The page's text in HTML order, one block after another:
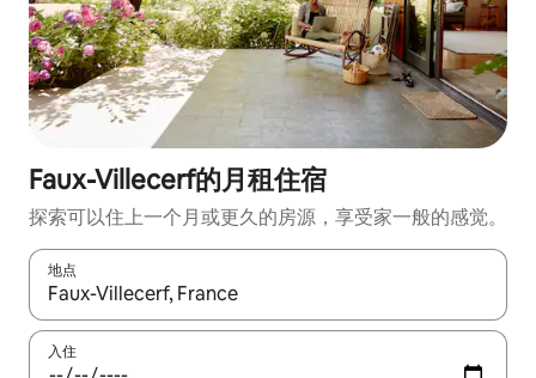
Faux-Villecerf的月租住宿
探索可以住上一个月或更久的房源，享受家一般的感觉。
地点
如有搜索结果，请使用上下方向键查看，或通过点击或滑动手势
入住